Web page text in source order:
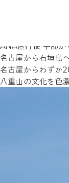
プロが教える旅プ
ANA直行便 中部か
名古屋から石垣島
名古屋からわずか
八重山の文化を色